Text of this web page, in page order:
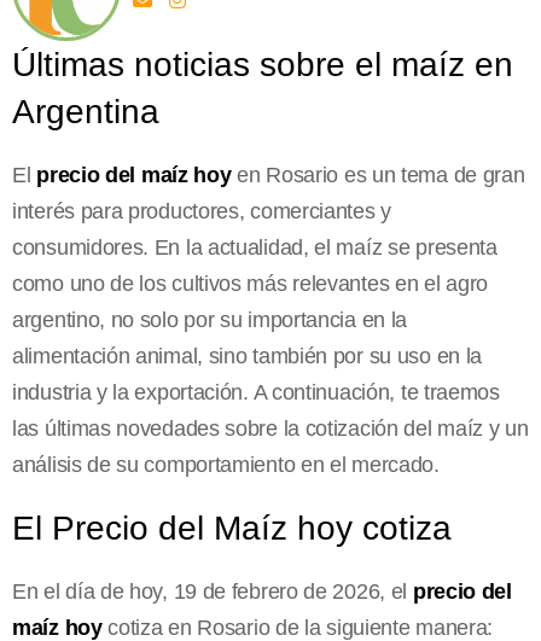
Últimas noticias sobre el maíz en
Argentina
El precio del maíz hoyen Rosario es un tema de gran
interés para productores, comerciantes y
consumidores. En la actualidad, el maíz se presenta
como uno de los cultivos más relevantes en el agro
argentino, no solo por su importancia en la
alimentación animal, sino también por su uso en la
industria y la exportación. A continuación, te traemos
las últimas novedades sobre la cotización del maíz y un
análisis de su comportamiento en el mercado.
El Precio del Maíz hoy cotiza
En el día de hoy, 19 de febrero de 2026, el precio del
maíz hoycotiza en Rosario de la siguiente manera: